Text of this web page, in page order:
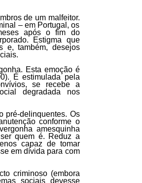
de um malfeitor.
– em Portugal, os
após o fim do
Estigma que
e, também, desejos
Esta emoção é
. É estimulada pela
se recebe a
degradada nos
pré-delinquentes. Os
conforme o
amesquinha
quem é. Reduz a
capaz de tomar
em dívida para com
criminoso (embora
sociais devesse